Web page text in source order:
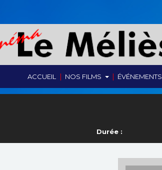
ACCUEIL | NOS FILMS | ÉVÉNEMENTS
Durée :